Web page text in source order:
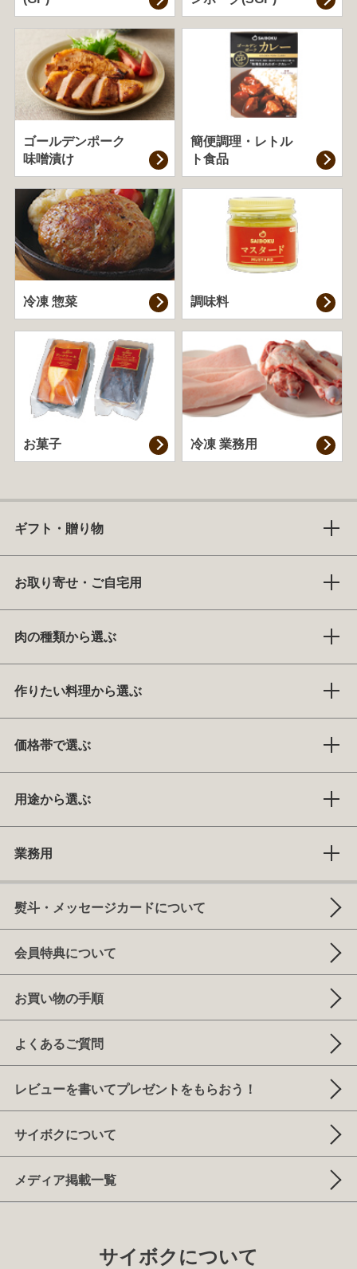
ゴールデンポーク
味噌漬け
簡便調理・ レトル
ト食品
冷凍 惣菜 調味料
お菓子 冷凍 業務用
ギフト・贈り物
お取り寄せ・ご自宅用
肉の種類から選ぶ
作りたい料理から選ぶ
価格帯で選ぶ
用途から選ぶ
業務用
熨斗・メッセージカードについて
会員特典について
お買い物の手順
よくあるご質問
レビューを書いてプレゼントをもらおう！
サイボクについて
メディア掲載一覧
サイボクについて